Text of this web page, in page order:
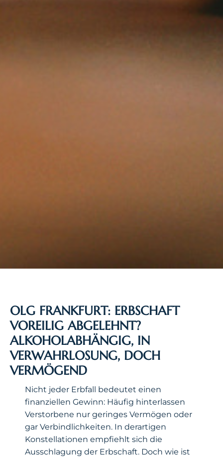
OLG FRANKFURT: ERBSCHAFT
VOREILIG ABGELEHNT?
ALKOHOLABHÄNGIG, IN
VERWAHRLOSUNG, DOCH
VERMÖGEND
Nicht jeder Erbfall bedeutet einen
finanziellen Gewinn: Häufig hinterlassen
Verstorbene nur geringes Vermögen oder
gar Verbindlichkeiten. In derartigen
Konstellationen empfiehlt sich die
Ausschlagung der Erbschaft. Doch wie ist